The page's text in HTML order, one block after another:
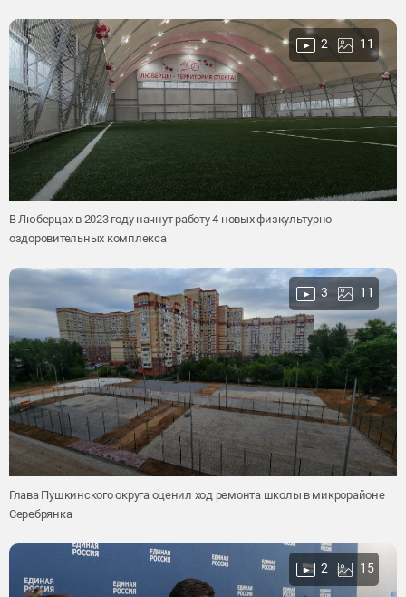
2 11
В Люберцах в 2023 году начнут работу 4 новых физкультурно-
оздоровительных комплекса
3 11
Глава Пушкинского округа оценил ход ремонта школы в микрорайоне
Серебрянка
2 15